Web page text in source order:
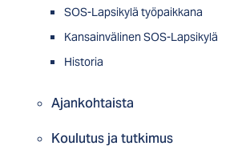
SOS-Lapsikylä työpaikkana
Kansainvälinen SOS-Lapsikylä
Historia
Ajankohtaista
Koulutus ja tutkimus